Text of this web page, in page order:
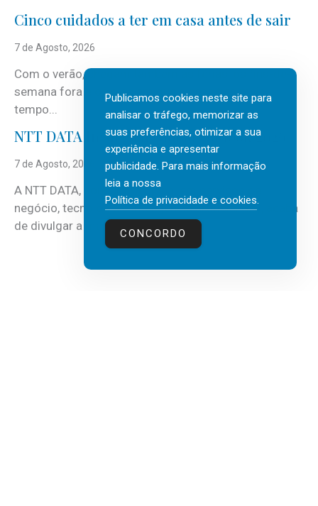
Cinco cuidados a ter em casa antes de sair
7 de Agosto, 2026
Com o verão, chegam também as férias, os fins-de-
semana fora e os dias em que a casa fica mais
tempo...
NTT DATA Insurtech Global Outlook 2026
7 de Agosto, 2026
A NTT DATA, consultora global em serviços de
negócio, tecnologia e inteligência artificial (IA), acaba
de divulgar a mais recente...
Publicamos cookies neste site para
analisar o tráfego, memorizar as
suas preferências, otimizar a sua
experiência e apresentar
publicidade. Para mais informação
leia a nossa
Política de privacidade e cookies.
CONCORDO